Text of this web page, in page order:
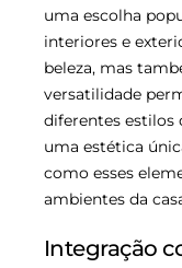
uma escolha
interiores e
beleza, mas
versatilidade
diferentes estilos
uma estética
como esses
ambientes da
Integração